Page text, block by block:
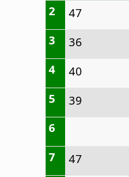
2
47
3
36
4
40
5
39
6
7
47